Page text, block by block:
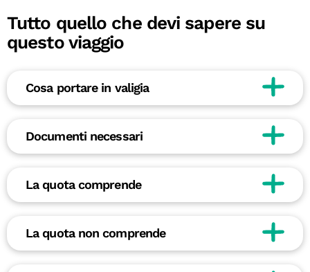
Tutto quello che devi sapere su
questo viaggio
Cosa portare in valigia
Documenti necessari
La quota comprende
La quota non comprende